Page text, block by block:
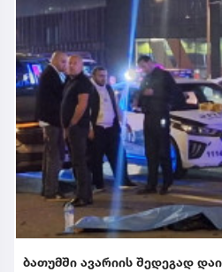
ბათუმში ავარიის შედეგად